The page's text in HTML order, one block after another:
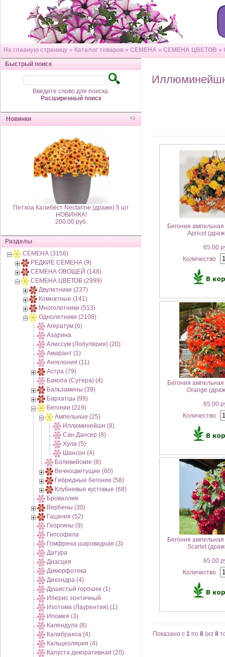
На главную страницу » Каталог товаров » СЕМЕНА » СЕМЕНА ЦВЕТОВ »
Быстрый поиск
Введите слово для поиска.
Расширенный поиск
Новинки
Петхоа Калибёст Nectarine (драже) 5 шт
НОВИНКА!
200.00 руб.
Разделы
СЕМЕНА (3156)
РЕДКИЕ СЕМЕНА (9)
СЕМЕНА ОВОЩЕЙ (148)
СЕМЕНА ЦВЕТОВ (2999)
Двулетники (237)
Комнатные (141)
Многолетники (513)
Однолетники (2108)
Агератум (6)
Азарина
Алиссум (Лобулярия) (20)
Амарант (1)
Ангелония (11)
Астра (79)
Бакопа (Сутера) (4)
Бальзамины (39)
Бархатцы (99)
Бегонии (219)
Ампельные (25)
Иллюминейшн (8)
Сан Дансер (8)
Хула (5)
Шансон (4)
Боливийские (8)
Вечноцветущие (60)
Гибридные бегонии (58)
Клубневые кустовые (68)
Броваллия
Вербены (30)
Гацания (52)
Георгины (9)
Гипсофила
Гомфрена шаровидная (3)
Датура
Диасция
Диморфотека
Дихондра (4)
Душистый горошек (1)
Иберис зонтичный
Изотома (Лаурентия) (1)
Ипомея (3)
Календула (8)
Калибрахоа (4)
Кальцеолярия (4)
Капуста декоративная (20)
Бегония
Apricot
65.00
Количество
Бегония
Orange
65.00
Количество
Бегония
Scarlet
65.00
Количество
Показано с 1 по 8 (из 8